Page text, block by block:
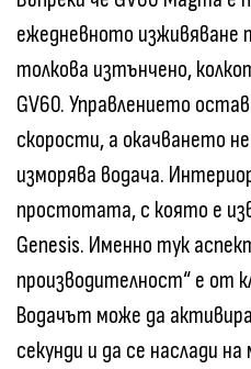
ежедневното изживяване
толкова изтънчено,
GV60. Управлението
скорости, а окачването
изморява водача.
простотата, с която е
Genesis. Именно тук
производителност“ е от
Водачът може да
секунди и да се наслади